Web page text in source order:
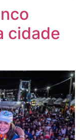
cidade